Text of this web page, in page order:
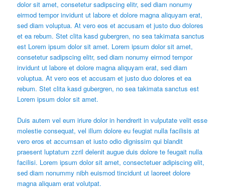
dolor sit amet, consetetur sadipscing elitr, sed diam nonumy
eirmod tempor invidunt ut labore et dolore magna aliquyam erat,
sed diam voluptua. At vero eos et accusam et justo duo dolores
et ea rebum. Stet clita kasd gubergren, no sea takimata sanctus
est Lorem ipsum dolor sit amet. Lorem ipsum dolor sit amet,
consetetur sadipscing elitr, sed diam nonumy eirmod tempor
invidunt ut labore et dolore magna aliquyam erat, sed diam
voluptua. At vero eos et accusam et justo duo dolores et ea
rebum. Stet clita kasd gubergren, no sea takimata sanctus est
Lorem ipsum dolor sit amet.
Duis autem vel eum iriure dolor in hendrerit in vulputate velit esse
molestie consequat, vel illum dolore eu feugiat nulla facilisis at
vero eros et accumsan et iusto odio dignissim qui blandit
praesent luptatum zzril delenit augue duis dolore te feugait nulla
facilisi. Lorem ipsum dolor sit amet, consectetuer adipiscing elit,
sed diam nonummy nibh euismod tincidunt ut laoreet dolore
magna aliquam erat volutpat.